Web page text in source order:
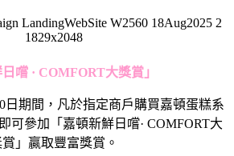
日嚐 · COMFORT大獎賞」
日期間，凡於指定商戶購買嘉頓蛋糕系
可參加「嘉頓新鮮日嚐· COMFORT大
」贏取豐富獎賞。